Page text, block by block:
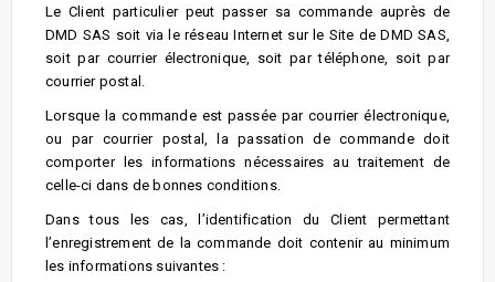
Le Client particulier peut passer sa commande auprès de
DMD SAS soit via le réseau Internet sur le Site de DMD SAS,
soit par courrier électronique, soit par téléphone, soit par
courrier postal.
Lorsque la commande est passée par courrier électronique,
ou par courrier postal, la passation de commande doit
comporter les informations nécessaires au traitement de
celle-ci dans de bonnes conditions.
Dans tous les cas, l’identification du Client permettant
l’enregistrement de la commande doit contenir au minimum
les informations suivantes :